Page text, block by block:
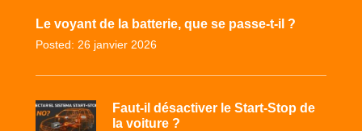
Le voyant de la batterie, que se passe-t-il ?
Posted: 26 janvier 2026
Faut-il désactiver le Start-Stop de
la voiture ?